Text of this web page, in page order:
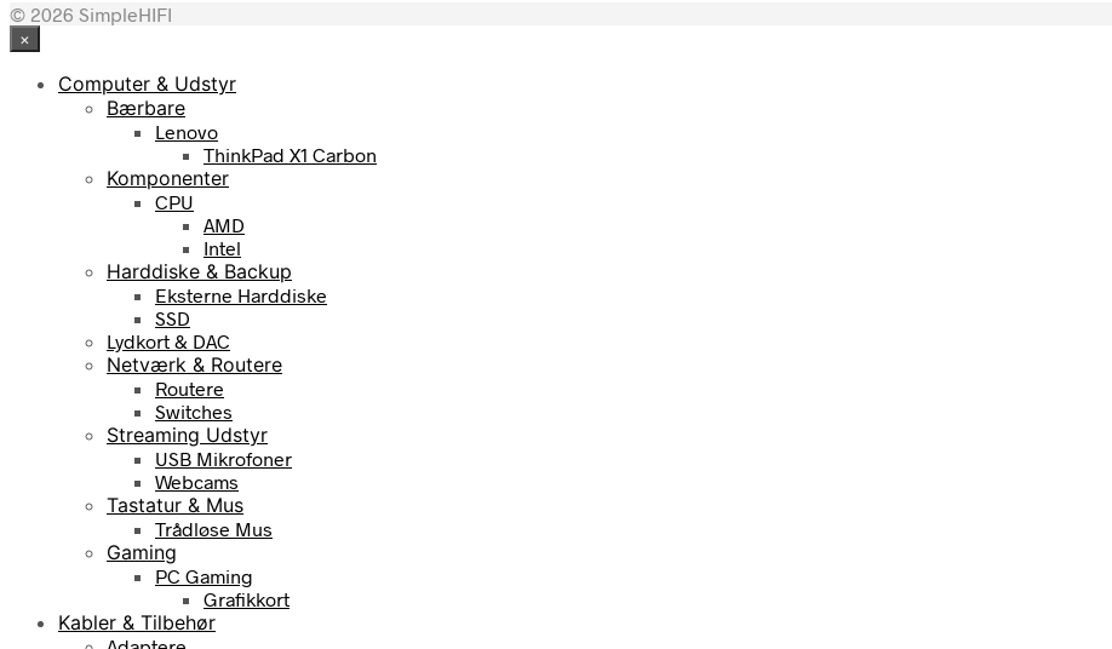
© 2026 SimpleHIFI
×
Computer & Udstyr
Bærbare
Lenovo
ThinkPad X1 Carbon
Komponenter
CPU
AMD
Intel
Harddiske & Backup
Eksterne Harddiske
SSD
Lydkort & DAC
Netværk & Routere
Routere
Switches
Streaming Udstyr
USB Mikrofoner
Webcams
Tastatur & Mus
Trådløse Mus
Gaming
PC Gaming
Grafikkort
Kabler & Tilbehør